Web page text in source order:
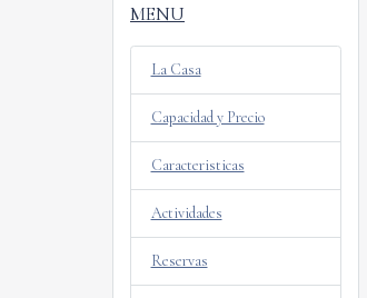
MENU
La Casa
Capacidad y Precio
Caracteristicas
Actividades
Reservas